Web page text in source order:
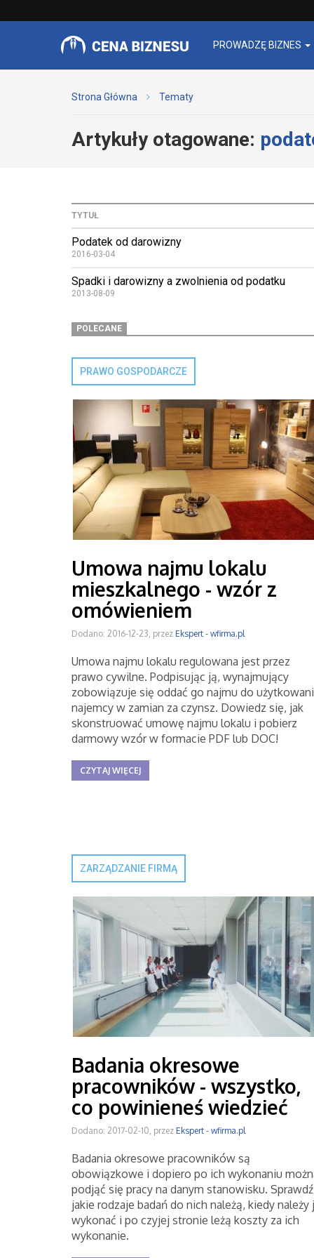
PROWADZĘ BIZNES
Strona Główna Tematy
Artykuły otagowane:
TYTUŁ
Podatek od darowizny
2016-03-04
Spadki i darowizny a zwolnienia od podatku
2013-08-09
POLECANE
PRAWO GOSPODARCZE
Umowa najmu lokalu
mieszkalnego - wzór z
omówieniem
Dodano: 2016-12-23, przez Ekspert - wfirma.pl
Umowa najmu lokalu regulowana jest przez
prawo cywilne. Podpisując ją, wynajmujący
zobowiązuje się oddać go najmu do
najemcy w zamian za czynsz. Dowiedz się, jak
skonstruować umowę najmu lokalu i pobierz
darmowy wzór w formacie PDF lub DOC!
CZYTAJ WIĘCEJ
ZARZĄDZANIE FIRMĄ
Badania okresowe
pracowników - wszystko,
co powinieneś wiedzieć
Dodano: 2017-02-10, przez Ekspert - wfirma.pl
Badania okresowe pracowników są
obowiązkowe i dopiero po ich wykonaniu
podjąć się pracy na danym stanowisku.
jakie rodzaje badań do nich należą, kiedy należy
wykonać i po czyjej stronie leżą koszty za ich
wykonanie.